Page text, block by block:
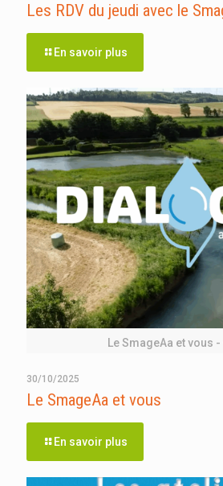
Les RDV du jeudi avec le
En savoir plus
Le SmageAa et vous
30/10/2025
Le SmageAa et vous
En savoir plus